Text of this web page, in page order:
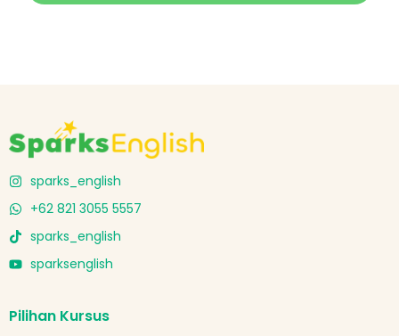
sparks_english
+62 821 3055 5557
sparks_english
sparksenglish
Pilihan Kursus